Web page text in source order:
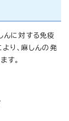
んに対する免疫
り、麻しんの発
す。